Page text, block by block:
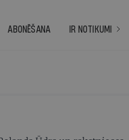
ABONĒŠANA IR NOTIKUMI